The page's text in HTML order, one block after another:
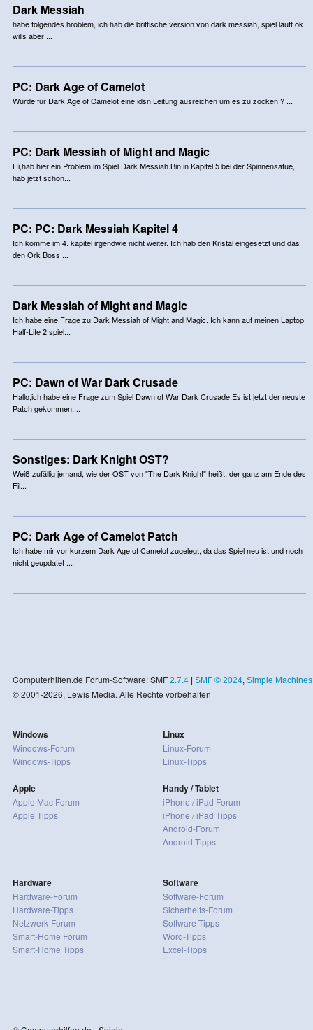
Dark Messiah
habe folgendes hroblem, ich hab die brittische version von dark messiah, spiel läuft ok
wills aber ...
PC: Dark Age of Camelot
Würde für Dark Age of Camelot eine idsn Leitung ausreichen um es zu zocken ? ...
PC: Dark Messiah of Might and Magic
Hi,hab hier ein Problem im Spiel Dark Messiah.Bin in Kapitel 5 bei der Spinnensatue,
hab jetzt schon...
PC: PC: Dark Messiah Kapitel 4
Ich komme im 4. kapitel irgendwie nicht weiter. Ich hab den Kristal eingesetzt und das
den Ork Boss ...
Dark Messiah of Might and Magic
Ich habe eine Frage zu Dark Messiah of Might and Magic. Ich kann auf meinen Laptop
Half-Life 2 spiel...
PC: Dawn of War Dark Crusade
Hallo,ich habe eine Frage zum Spiel Dawn of War Dark Crusade.Es ist jetzt der neuste
Patch gekommen,...
Sonstiges: Dark Knight OST?
Weiß zufällig jemand, wie der OST von "The Dark Knight" heißt, der ganz am Ende des
Fil...
PC: Dark Age of Camelot Patch
Ich habe mir vor kurzem Dark Age of Camelot zugelegt, da das Spiel neu ist und noch
nicht geupdatet ...
Computerhilfen.de Forum-Software: SMF 2.7.4| SMF © 2024, Simple Machines
© 2001-2026, Lewis Media. Alle Rechte vorbehalten
Windows
Windows-Forum
Windows-Tipps
Apple
Apple Mac Forum
Apple Tipps
Linux
Linux-Forum
Linux-Tipps
Handy / Tablet
iPhone / iPad Forum
iPhone / iPad Tipps
Android-Forum
Android-Tipps
Hardware
Hardware-Forum
Hardware-Tipps
Netzwerk-Forum
Smart-Home Forum
Smart-Home Tipps
Software
Software-Forum
Sicherheits-Forum
Software-Tipps
Word-Tipps
Excel-Tipps